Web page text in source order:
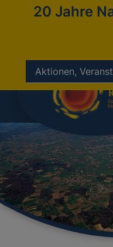
20 Jahre
Aktionen,